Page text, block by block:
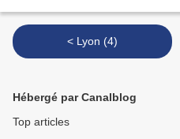
< Lyon (4)
Hébergé par Canalblog
Top articles